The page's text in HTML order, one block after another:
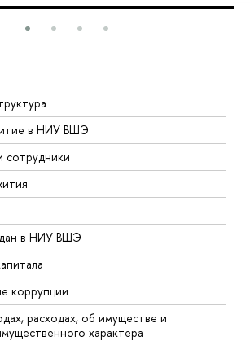
в НИУ ВШЭ
сотрудники
в НИУ ВШЭ
коррупции
расходах, об имуществе и
характера